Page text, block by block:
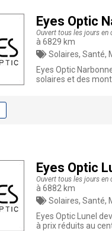
Eyes Optic
Ouvert tous les jours en
à 6829 km
Solaires, Santé,
Eyes Optic
solaires et des
Eyes Optic
Ouvert tous les jours en
à 6882 km
Solaires, Santé,
Eyes Optic Lunel
à prix réduits au